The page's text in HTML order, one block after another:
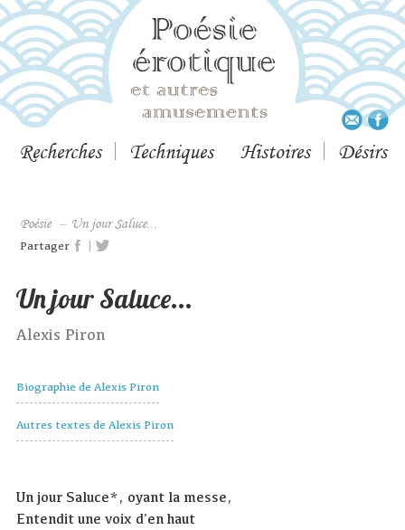
Recherches Techniques Histoires Désirs
Poésie – Un jour Saluce...
Partager |
Un jour Saluce...
Alexis Piron
Biographie de Alexis Piron
Autres textes de Alexis Piron
Un jour Saluce*, oyant la messe,
Entendit une voix d'en haut